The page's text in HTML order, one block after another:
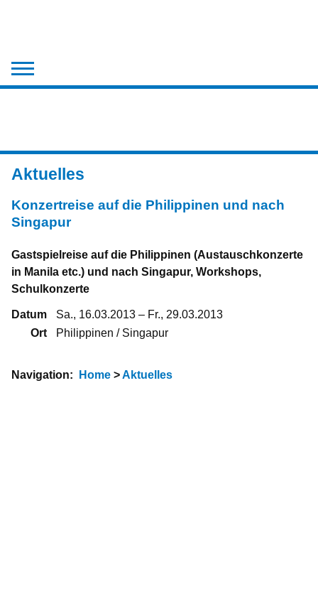
Chronik
Medien
Kontakt
Aktuelles
Konzertreise auf die Philippinen und nach
Singapur
Gastspielreise auf die Philippinen (Austauschkonzerte
in Manila etc.) und nach Singapur, Workshops,
Schulkonzerte
Datum
Sa., 16.03.2013 – Fr., 29.03.2013
Ort
Philippinen / Singapur
Navigation: Home >Aktuelles